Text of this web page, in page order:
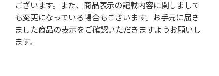
ございます。また、商品表示の記載内容に関しまして
も変更になっている場合もございます。お手元に届き
ました商品の表示をご確認いただきますようお願いし
ます。